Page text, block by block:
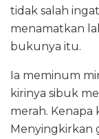
tidak salah
menamatkan
bukunya itu.
Ia meminum
kirinya sibuk
merah. Kenapa
Menyingkirkan